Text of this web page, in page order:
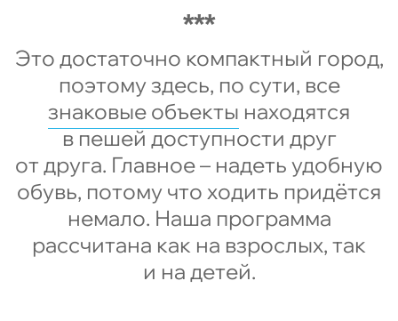
Это достаточно компактный город,
поэтому здесь, по сути, все
знаковые объекты находятся
в пешей доступности друг
от друга. Главное – надеть удобную
обувь, потому что ходить придётся
немало. Наша программа
рассчитана как на взрослых, так
и на детей.